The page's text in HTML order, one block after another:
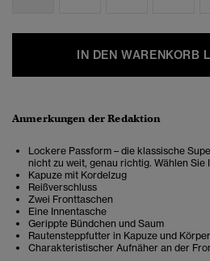
IN DEN WARENKORB
Anmerkungen der Redaktion
Lockere Passform – die klassische
nicht zu weit, genau richtig. Wählen Sie
Kapuze mit Kordelzug
Reißverschluss
Zwei Fronttaschen
Eine Innentasche
Gerippte Bündchen und Saum
Rautensteppfutter in Kapuze und Körper
Charakteristischer Aufnäher an der